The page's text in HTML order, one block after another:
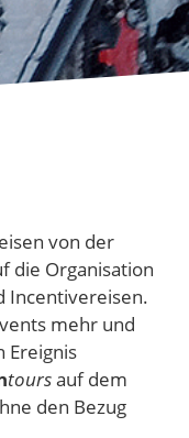
von der
die Organisation
Incentivereisen.
mehr und
Ereignis
toursauf dem
den Bezug